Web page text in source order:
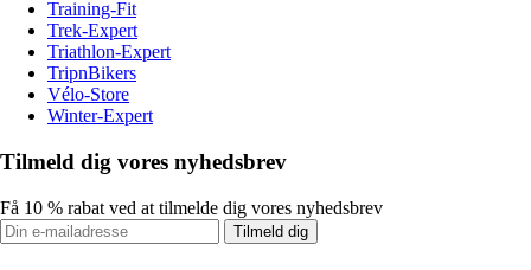
Training-Fit
Trek-Expert
Triathlon-Expert
TripnBikers
Vélo-Store
Winter-Expert
Tilmeld dig vores nyhedsbrev
Få 10 % rabat ved at tilmelde dig vores nyhedsbrev
Tilmeld dig